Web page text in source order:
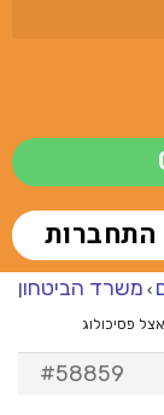
התחברות
› משרד הביטחון
פסיכולוג
#58859